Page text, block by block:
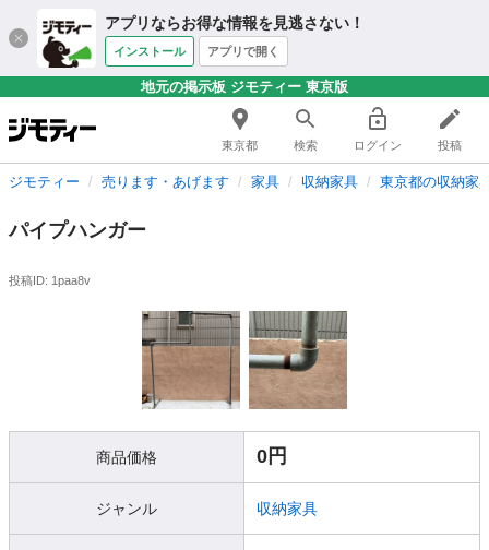
アプリならお得な情報を見逃さない！
インストール アプリで開く
地元の掲示板 ジモティー 東京版
東京都 検索 ログイン 投稿
ジモティー 売ります・あげます 家具 収納家具 東京都の収納家
パイプハンガー
投稿ID: 1paa8v
商品価格 0円
ジャンル 収納家具